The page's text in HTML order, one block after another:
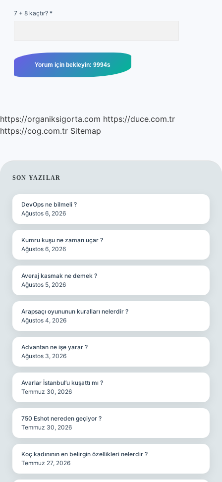
7 + 8 kaçtır? *
https://organiksigorta.com https://duce.com.tr
https://cog.com.tr Sitemap
SIDEBAR
SON YAZILAR
DevOps ne bilmeli ?
Ağustos 6, 2026
Kumru kuşu ne zaman uçar ?
Ağustos 6, 2026
Averaj kasmak ne demek ?
Ağustos 5, 2026
Arapsaçı oyununun kuralları nelerdir ?
Ağustos 4, 2026
Advantan ne işe yarar ?
Ağustos 3, 2026
Avarlar İstanbul’u kuşattı mı ?
Temmuz 30, 2026
750 Eshot nereden geçiyor ?
Temmuz 30, 2026
Koç kadınının en belirgin özellikleri nelerdir ?
Temmuz 27, 2026